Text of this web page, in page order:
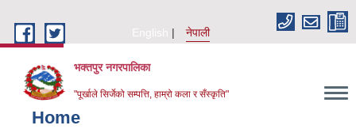
English
नेपाली
भक्तपुर नगरपालिका
"पूर्खाले सिर्जेको सम्पत्ति, हाम्रो कला र सँस्कृति"
Home